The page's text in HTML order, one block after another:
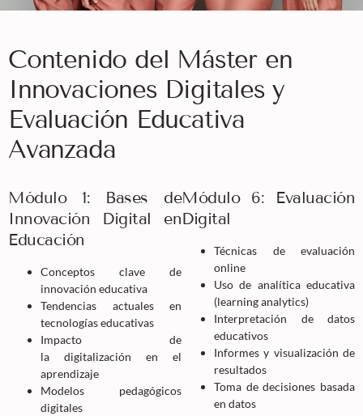
Contenido del Máster en
Innovaciones Digitales y
Evaluación Educativa
Avanzada
Módulo 1: Bases de
Innovación Digital en
Educación
Conceptos clave de
innovación educativa
Tendencias actuales en
tecnologías educativas
Impacto de
la digitalización en el
aprendizaje
Modelos pedagógicos
digitales
Módulo 6: Evaluación
Digital
Técnicas de evaluación
online
Uso de analítica educativa
(learning analytics)
Interpretación de datos
educativos
Informes y visualización de
resultados
Toma de decisiones basada
en datos